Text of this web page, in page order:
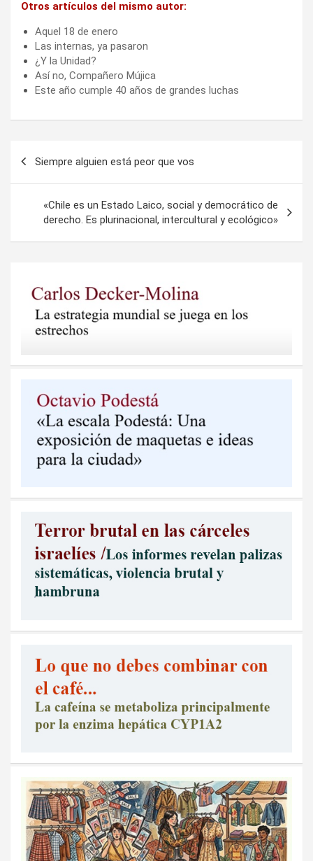
Otros artículos del mismo autor:
Aquel 18 de enero
Las internas, ya pasaron
¿Y la Unidad?
Así no, Compañero Mújica
Este año cumple 40 años de grandes luchas
entradas
Siempre alguien está peor que vos
«Chile es un Estado Laico, social y democrático de
derecho. Es plurinacional, intercultural y ecológico»